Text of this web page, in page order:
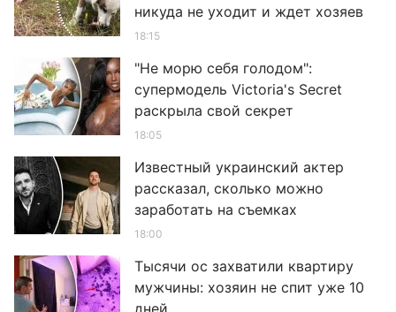
никуда не уходит и ждет хозяев
18:15
"Не морю себя голодом":
супермодель Victoria's Secret
раскрыла свой секрет
18:05
Известный украинский актер
рассказал, сколько можно
заработать на съемках
18:00
Тысячи ос захватили квартиру
мужчины: хозяин не спит уже 10
дней